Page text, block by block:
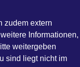
zudem extern
Informationen,
weitergeben
sind liegt nicht im